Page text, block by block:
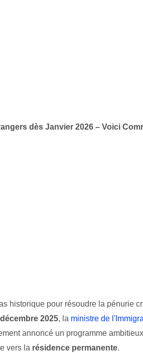
dès Janvier 2026 – Voici
historique pour résoudre la pénurie
2025, la ministre de
annoncé un programme
vers la résidence permanente.